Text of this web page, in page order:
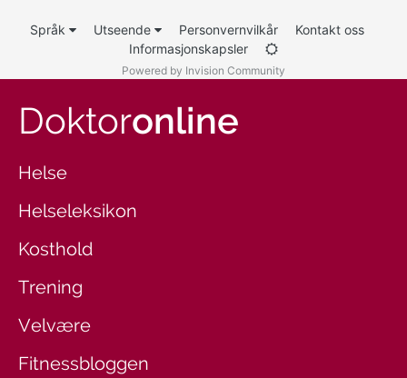
Språk Utseende Personvernvilkår
Kontakt oss
Informasjonskapsler
Powered by Invision Community
Doktoronline
Helse
Helseleksikon
Kosthold
Trening
Velvære
Fitnessbloggen